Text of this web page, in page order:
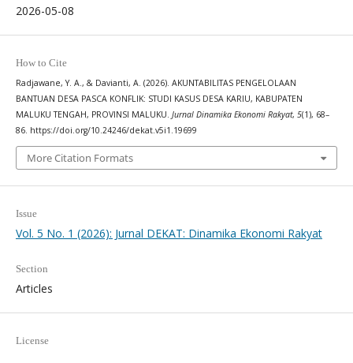
2026-05-08
How to Cite
Radjawane, Y. A., & Davianti, A. (2026). AKUNTABILITAS PENGELOLAAN
BANTUAN DESA PASCA KONFLIK: STUDI KASUS DESA KARIU, KABUPATEN
MALUKU TENGAH, PROVINSI MALUKU. Jurnal Dinamika Ekonomi Rakyat, 5(1), 68–
86. https://doi.org/10.24246/dekat.v5i1.19699
More Citation Formats
Issue
Vol. 5 No. 1 (2026): Jurnal DEKAT: Dinamika Ekonomi Rakyat
Section
Articles
License